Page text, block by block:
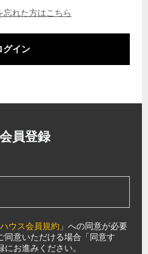
忘れた方はこちら
グイン
員登録
ウス会員規約 」への同意が必要
同意いただける場合「同意す
お進みください。